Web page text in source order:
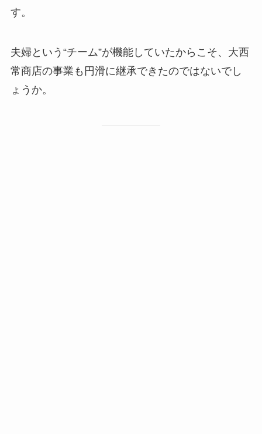
す。
夫婦という“チーム”が機能していたからこそ、大西
常商店の事業も円滑に継承できたのではないでし
ょうか。